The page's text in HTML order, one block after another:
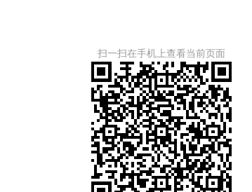
扫一扫在手机上查看当前页面